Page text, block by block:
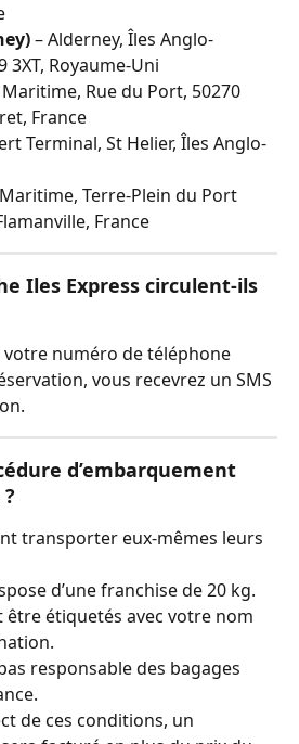
– Alderney, Îles Anglo-
3XT, Royaume-Uni
Rue du Port, 50270
France
Terminal, St Helier, Îles Anglo-
Terre-Plein du Port
France
Iles Express circulent-ils
votre numéro de téléphone
vous recevrez un SMS
d’embarquement
transporter eux-mêmes leurs
d’une franchise de 20 kg.
être étiquetés avec votre nom
responsable des bagages
de ces conditions, un